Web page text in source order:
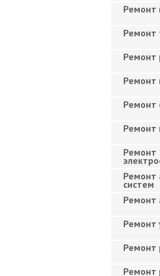
Ремонт
Ремонт
Ремонт
Ремонт
Ремонт
Ремонт
Ремонт
Ремонт
систем
Ремонт
Ремонт
Ремонт
Ремонт